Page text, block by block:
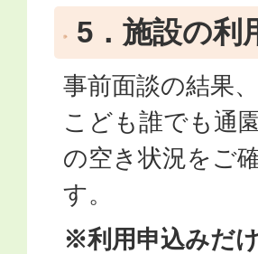
5．施設の利
事前面談の結果
こども誰でも通
の空き状況をご
す。
※利用申込みだ